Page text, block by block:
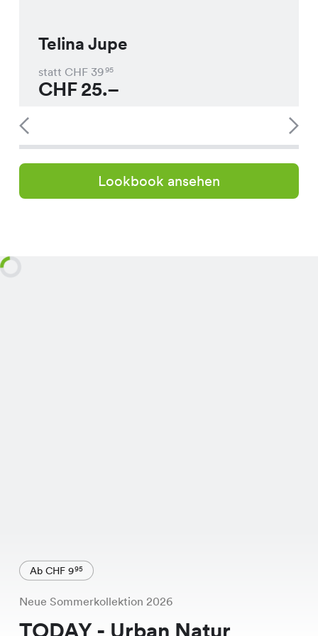
Telina Jupe
statt CHF 3995
CHF25.–
Lookbook ansehen
Ab CHF 995
Neue Sommerkollektion 2026
TODAY - Urban Natur